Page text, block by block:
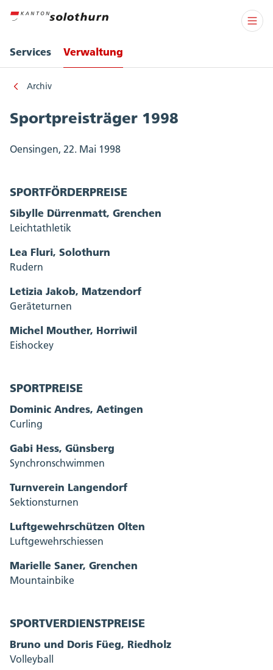
Services Verwaltung
Archiv
Sportpreisträger 1998
Oensingen, 22. Mai 1998
SPORTFÖRDERPREISE
Sibylle Dürrenmatt, Grenchen
Leichtathletik
Lea Fluri, Solothurn
Rudern
Letizia Jakob, Matzendorf
Geräteturnen
Michel Mouther, Horriwil
Eishockey
SPORTPREISE
Dominic Andres, Aetingen
Curling
Gabi Hess, Günsberg
Synchronschwimmen
Turnverein Langendorf
Sektionsturnen
Luftgewehrschützen Olten
Luftgewehrschiessen
Marielle Saner, Grenchen
Mountainbike
SPORTVERDIENSTPREISE
Bruno und Doris Füeg, Riedholz
Volleyball